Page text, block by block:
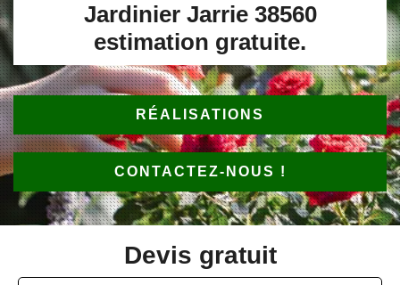
Jardinier Jarrie 38560
estimation gratuite.
RÉALISATIONS
CONTACTEZ-NOUS !
Devis gratuit